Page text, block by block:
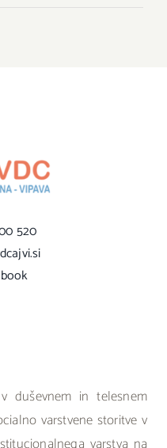
520
duševnem in telesnem
varstvene storitve v